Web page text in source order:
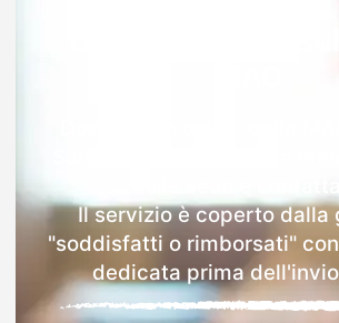
Il servizio è coperto dalla
"soddisfatti o rimborsati"
dedicata prima